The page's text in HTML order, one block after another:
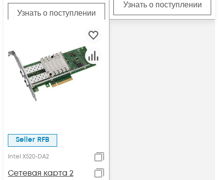
Узнать о поступлении
Узнать о поступлении
Seller RFB
Intel X520-DA2
Сетевая карта 2